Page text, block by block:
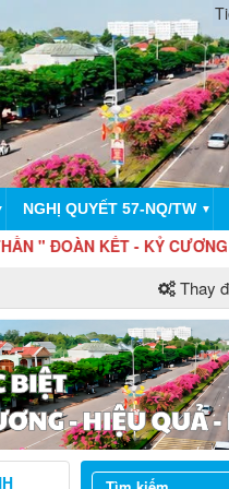
NGHỊ QUYẾT 57-NQ/TW ▼
KẾT - KỶ CƯƠNG - HIỆU
Thay